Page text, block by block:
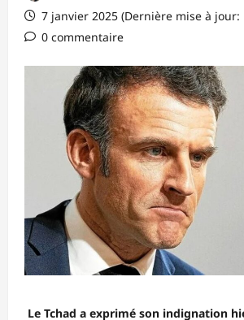
7 janvier 2025 (Dernière mise à jour:
0 commentaire
Le Tchad a exprimé son indignation